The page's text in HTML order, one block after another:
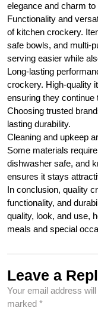
elegance and charm to
Functionality and
of kitchen crockery.
safe bowls, and multi-
serving easier while
Long-lasting
crockery. High-quality
ensuring they continue
Choosing trusted
lasting durability.
Cleaning and upkeep
Some materials
dishwasher safe, and
ensures it stays
In conclusion, quality
functionality, and
quality, look, and use,
meals and special
Leave a
Your email address
marked *